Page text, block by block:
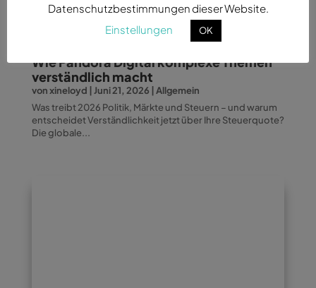
Wie Pandora Digital komplexe Themen
verständlich macht
vonxineloyd Juni 21, 2026
Allgemein
Was treibt 2026 Politik, Märkte und Steuern – und warum
entscheidet Verständlichkeit jetzt über Ihre Steuerquote?
Die globale...
Datenschutzbestimmungen dieser Website.
Einstellungen
OK